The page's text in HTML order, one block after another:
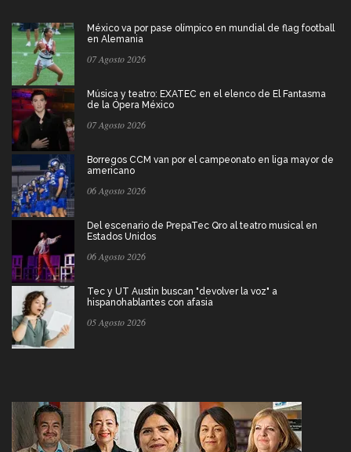
México va por pase olímpico en mundial de flag football
en Alemania
07 Agosto 2026
Música y teatro: EXATEC en el elenco de El Fantasma
de la Ópera México
07 Agosto 2026
Borregos CCM van por el campeonato en liga mayor de
americano
06 Agosto 2026
Del escenario de PrepaTec Qro al teatro musical en
Estados Unidos
06 Agosto 2026
Tec y UT Austin buscan "devolver la voz" a
hispanohablantes con afasia
05 Agosto 2026